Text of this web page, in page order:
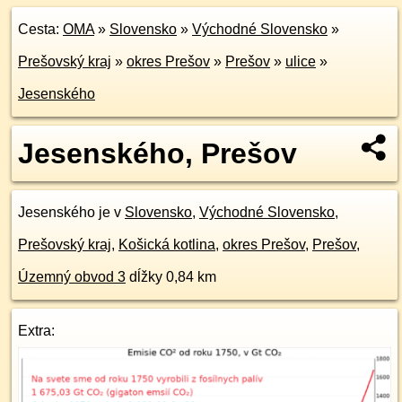
Cesta: OMA» Slovensko » Východné Slovensko »
Prešovský kraj » okres Prešov » Prešov » ulice »
Jesenského
Jesenského, Prešov
Jesenského je v Slovensko, Východné Slovensko,
Prešovský kraj, Košická kotlina, okres Prešov, Prešov,
Územný obvod 3 dĺžky 0,84 km
Extra: